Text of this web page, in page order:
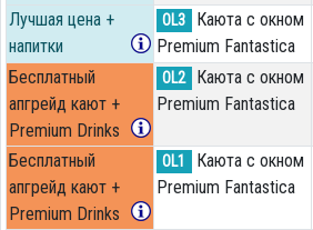
Лучшая цена +
напитки
OL3
Каюта с окном
Premium Fantastica
Бесплатный
апгрейд кают +
Premium Drinks
OL2
Каюта с окном
Premium Fantastica
Бесплатный
апгрейд кают +
Premium Drinks
OL1
Каюта с окном
Premium Fantastica